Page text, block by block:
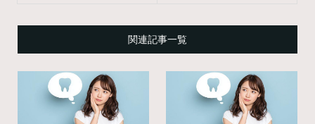
関連記事一覧